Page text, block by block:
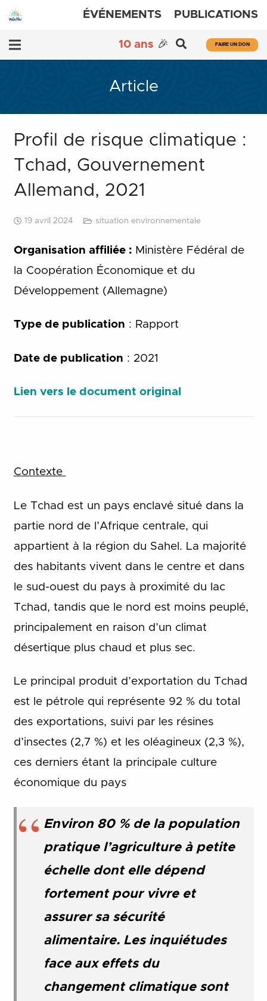
ÉVÉNEMENTS PUBLICATIONS
10 ans 🎉 FAIRE UN DON
Article
Profil de risque climatique :
Tchad, Gouvernement
Allemand, 2021
19 avril 2024 situation environnementale
Organisation affiliée : Ministère Fédéral de
la Coopération Économique et du
Développement (Allemagne)
Type de publication : Rapport
Date de publication : 2021
Lien vers le document original
Contexte
Le Tchad est un pays enclavé situé dans la
partie nord de l’Afrique centrale, qui
appartient à la région du Sahel. La majorité
des habitants vivent dans le centre et dans
le sud-ouest du pays à proximité du lac
Tchad, tandis que le nord est moins peuplé,
principalement en raison d’un climat
désertique plus chaud et plus sec.
Le principal produit d’exportation du Tchad
est le pétrole qui représente 92 % du total
des exportations, suivi par les résines
d’insectes (2,7 %) et les oléagineux (2,3 %),
ces derniers étant la principale culture
économique du pays
Environ 80 % de la population
pratique l’agriculture à petite
échelle dont elle dépend
fortement pour vivre et
assurer sa sécurité
alimentaire. Les inquiétudes
face aux effets du
changement climatique sont